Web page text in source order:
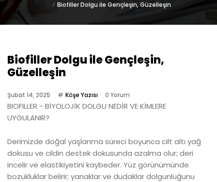
Biofiller Dolgu ile Gençleşin, Güzelleşin
Biofiller Dolgu ile Gençleşin,
Güzelleşin
Şubat 14, 2025 Köşe Yazısı 0 Yorum
BIOFILLER - BİYOLOJİK DOLGU NEDİR VE KİMLERE
UYGULANIR?
Derimizde doğal yaşlanma süreci boyunca cilt altı yağ
dokusu ve cildin destek dokusunda azalma olur; deri
incelir ve elastikiyetini kaybeder. Yüz görünümünde
bozukluklar belirir; yanaklar ve dudaklar dolgunluğunu